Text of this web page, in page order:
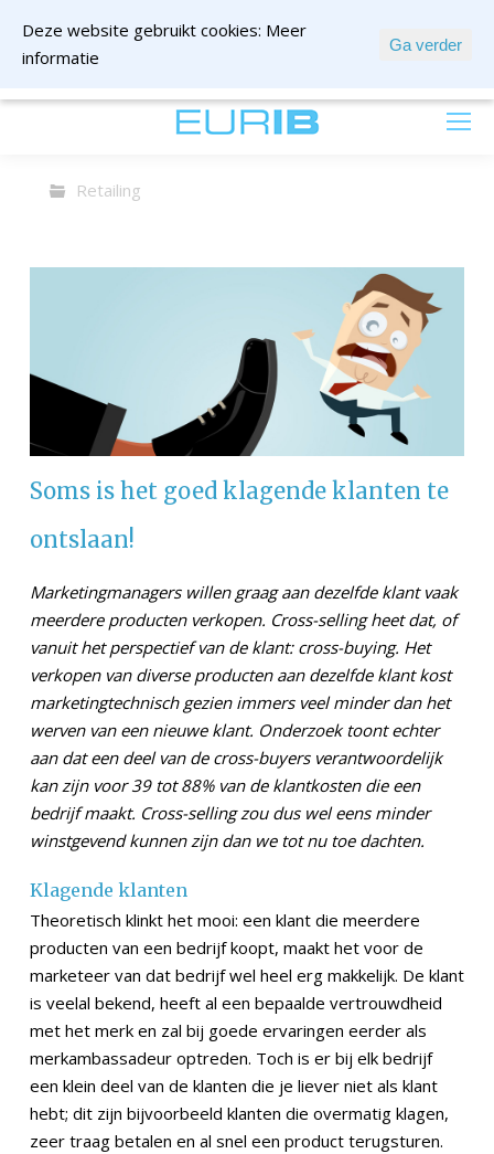
Retailing
Soms is het goed klagende klanten te
ontslaan!
Marketingmanagers willen graag aan dezelfde klant vaak
meerdere producten verkopen. Cross-selling heet dat, of
vanuit het perspectief van de klant: cross-buying. Het
verkopen van diverse producten aan dezelfde klant kost
marketingtechnisch gezien immers veel minder dan het
werven van een nieuwe klant. Onderzoek toont echter
aan dat een deel van de cross-buyers verantwoordelijk
kan zijn voor 39 tot 88% van de klantkosten die een
bedrijf maakt. Cross-selling zou dus wel eens minder
winstgevend kunnen zijn dan we tot nu toe dachten.
Klagende klanten
Theoretisch klinkt het mooi: een klant die meerdere
producten van een bedrijf koopt, maakt het voor de
marketeer van dat bedrijf wel heel erg makkelijk. De klant
is veelal bekend, heeft al een bepaalde vertrouwdheid
met het merk en zal bij goede ervaringen eerder als
merkambassadeur optreden. Toch is er bij elk bedrijf
een klein deel van de klanten die je liever niet als klant
hebt; dit zijn bijvoorbeeld klanten die overmatig klagen,
zeer traag betalen en al snel een product terugsturen.
Deze website gebruikt cookies: Meer
informatie
Ga verder